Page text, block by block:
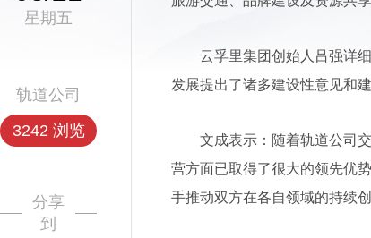
星期五
轨道公司
3242 浏览
分享
到
云孚里集团创始人吕强详
发展提出了诸多建设性意见和
文成表示：随着轨道公司
营方面已取得了很大的领先优
手推动双方在各自领域的持续